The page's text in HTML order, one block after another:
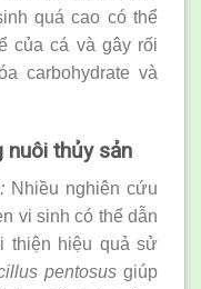
quá cao có thể
của cá và gây rối
carbohydrate và
thủy sản
Nhiều nghiên cứu
vi sinh có thể dẫn
thiện hiệu quả sử
pentosus giúp